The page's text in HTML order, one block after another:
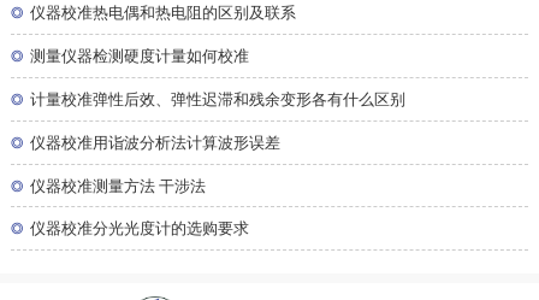
◎ 仪器校准热电偶和热电阻的区别及联系
◎ 测量仪器检测硬度计量如何校准
◎ 计量校准弹性后效、弹性迟滞和残余变形各有什么区别
◎ 仪器校准用诣波分析法计算波形误差
◎ 仪器校准测量方法 干涉法
◎ 仪器校准分光光度计的选购要求